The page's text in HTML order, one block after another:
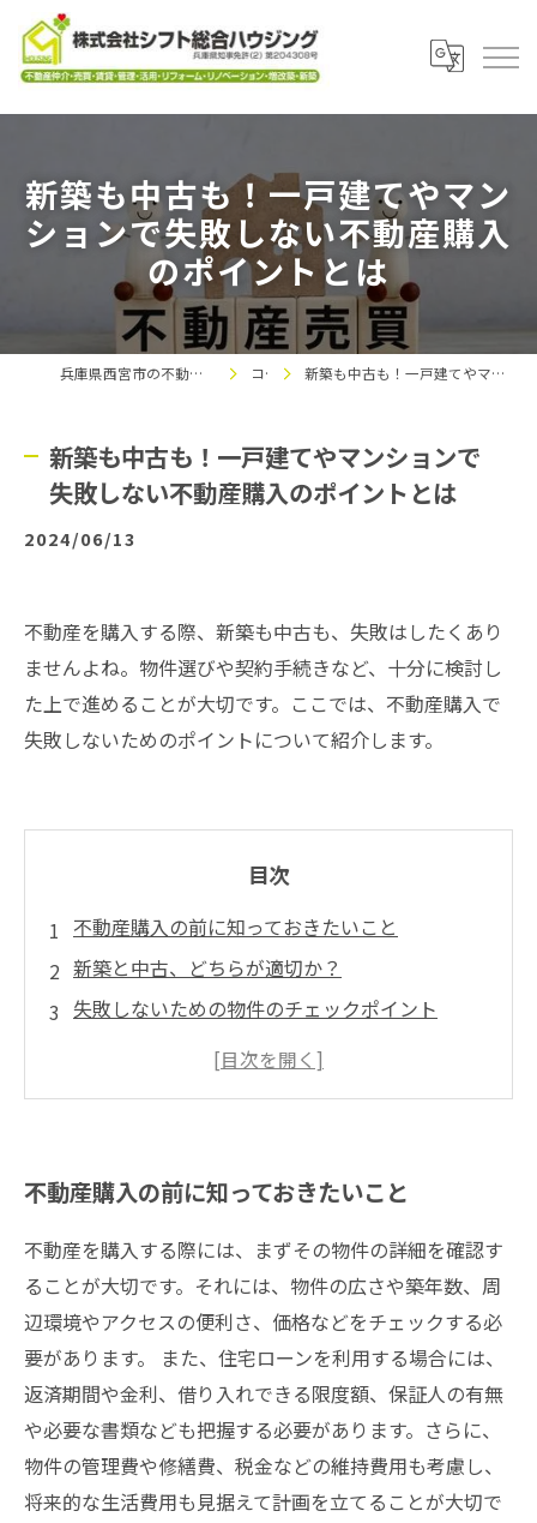
新築も中古も！一戸建てやマン
ションで失敗しない不動産購入
のポイントとは
兵庫県西宮市の不動産なら株式会社シフト総合ハウジング コラム 新築も中古も！一戸建てやマンションで失敗しない不動産購入のポイントとは
新築も中古も！一戸建てやマンションで
失敗しない不動産購入のポイントとは
2024/06/13
不動産を購入する際、新築も中古も、失敗はしたくあり
ませんよね。物件選びや契約手続きなど、十分に検討し
た上で進めることが大切です。ここでは、不動産購入で
失敗しないためのポイントについて紹介します。
目次
不動産購入の前に知っておきたいこと
新築と中古、どちらが適切か？
失敗しないための物件のチェックポイント
物件購入に必要な費用と手続き
不動産購入の前に知っておきたいこと
不動産を購入する際には、まずその物件の詳細を確認す
ることが大切です。それには、物件の広さや築年数、周
辺環境やアクセスの便利さ、価格などをチェックする必
要があります。 また、住宅ローンを利用する場合には、
返済期間や金利、借り入れできる限度額、保証人の有無
や必要な書類なども把握する必要があります。さらに、
物件の管理費や修繕費、税金などの維持費用も考慮し、
将来的な生活費用も見据えて計画を立てることが大切で